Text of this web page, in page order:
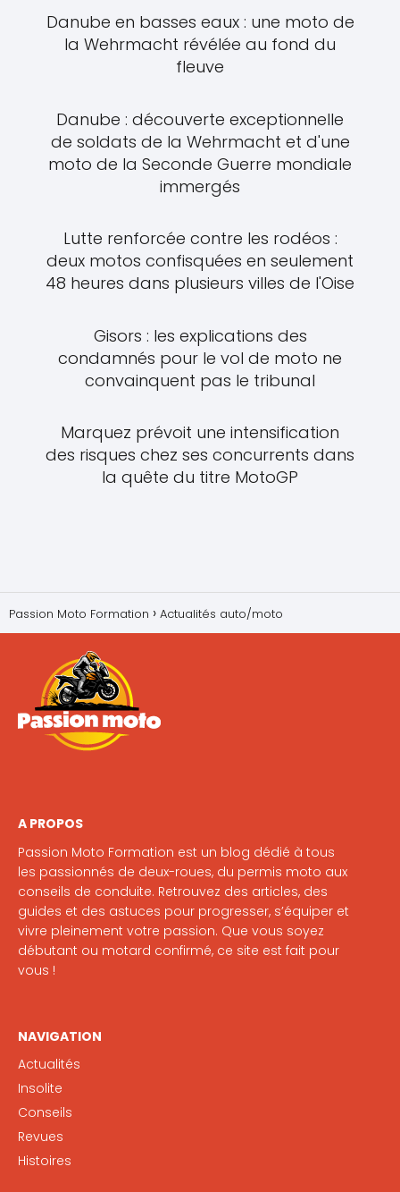
Danube en basses eaux : une moto de
la Wehrmacht révélée au fond du
fleuve
Danube : découverte exceptionnelle
de soldats de la Wehrmacht et d'une
moto de la Seconde Guerre mondiale
immergés
Lutte renforcée contre les rodéos :
deux motos confisquées en seulement
48 heures dans plusieurs villes de l'Oise
Gisors : les explications des
condamnés pour le vol de moto ne
convainquent pas le tribunal
Marquez prévoit une intensification
des risques chez ses concurrents dans
la quête du titre MotoGP
Passion Moto Formation Actualités auto/moto
A PROPOS
Passion Moto Formation est un blog dédié à tous
les passionnés de deux-roues, du permis moto aux
conseils de conduite. Retrouvez des articles, des
guides et des astuces pour progresser, s’équiper et
vivre pleinement votre passion. Que vous soyez
débutant ou motard confirmé, ce site est fait pour
vous !
NAVIGATION
Actualités
Insolite
Conseils
Revues
Histoires